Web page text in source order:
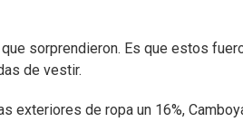
sorprendieron. Es que estos
de vestir.
exteriores de ropa un 16%,